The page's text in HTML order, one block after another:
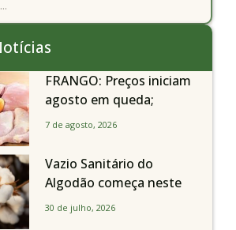
FRANGO: Preços iniciam
agosto em queda;
exportações avançam
7 de agosto, 2026
Vazio Sanitário do
Algodão começa neste
sábado, dia 1º de agosto,
30 de julho, 2026